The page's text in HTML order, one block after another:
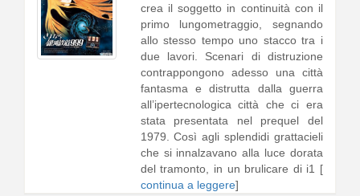
crea il soggetto in continuità con il
primo lungometraggio, segnando
allo stesso tempo uno stacco tra i
due lavori. Scenari di distruzione
contrappongono adesso una città
fantasma e distrutta dalla guerra
all’ipertecnologica città che ci era
stata presentata nel prequel del
1979. Così agli splendidi grattacieli
che si innalzavano alla luce dorata
del tramonto, in un brulicare di i1 [
continua a leggere]